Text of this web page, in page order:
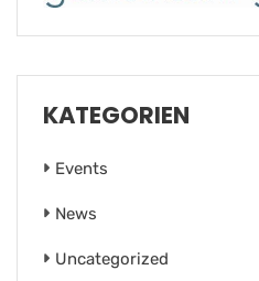
KATEGORIEN
Events
News
Uncategorized